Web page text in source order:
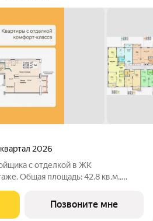
квартал 2026
с отделкой в ЖК
Общая площадь: 42.8 кв.м.,
сторону. В квартире один
Позвоните мне